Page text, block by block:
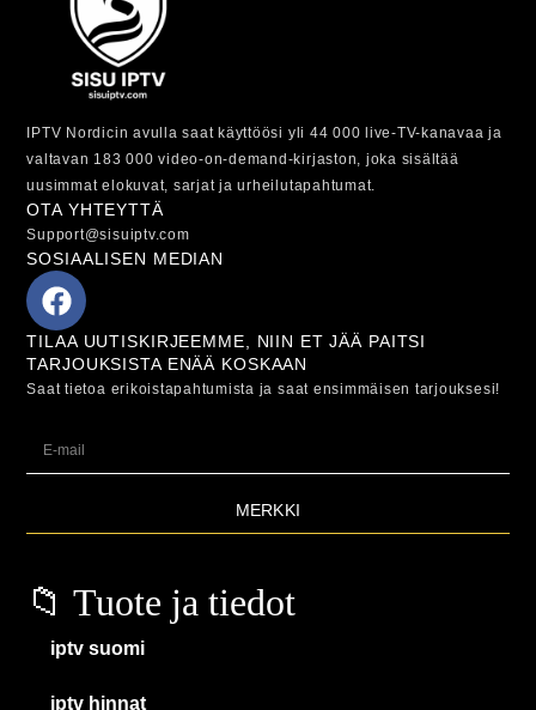
IPTV Nordicin avulla saat käyttöösi yli 44 000 live-TV-kanavaa ja
valtavan 183 000 video-on-demand-kirjaston, joka sisältää
uusimmat elokuvat, sarjat ja urheilutapahtumat.
OTA YHTEYTTÄ
Support@sisuiptv.com
SOSIAALISEN MEDIAN
TILAA UUTISKIRJEEMME, NIIN ET JÄÄ PAITSI
TARJOUKSISTA ENÄÄ KOSKAAN
Saat tietoa erikoistapahtumista ja saat ensimmäisen tarjouksesi!
MERKKI
📁 Tuote ja tiedot
iptv suomi
iptv hinnat